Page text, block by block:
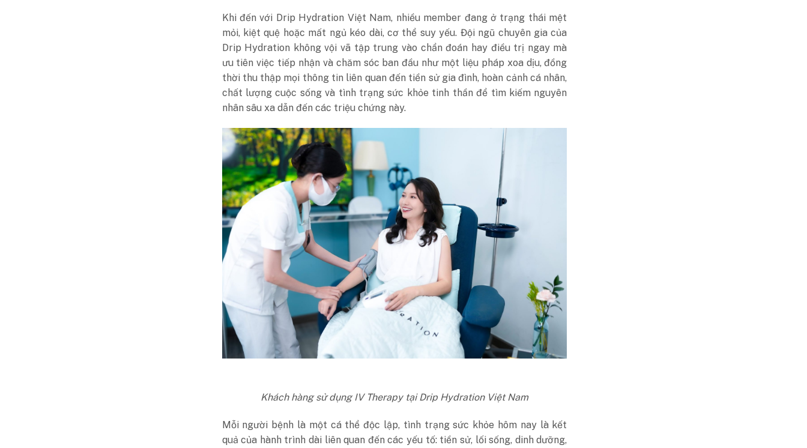
Khi đến với Drip Hydration Việt Nam, nhiều member đang ở trạng thái mệt
mỏi, kiệt quệ hoặc mất ngủ kéo dài, cơ thể suy yếu. Đội ngũ chuyên gia của
Drip Hydration không vội vã tập trung vào chẩn đoán hay điều trị ngay mà
ưu tiên việc tiếp nhận và chăm sóc ban đầu như một liệu pháp xoa dịu, đồng
thời thu thập mọi thông tin liên quan đến tiền sử gia đình, hoàn cảnh cá nhân,
chất lượng cuộc sống và tình trạng sức khỏe tinh thần để tìm kiếm nguyên
nhân sâu xa dẫn đến các triệu chứng này.
Khách hàng sử dụng IV Therapy tại Drip Hydration Việt Nam
Mỗi người bệnh là một cá thể độc lập, tình trạng sức khỏe hôm nay là kết
quả của hành trình dài liên quan đến các yếu tố: tiền sử, lối sống, dinh dưỡng,